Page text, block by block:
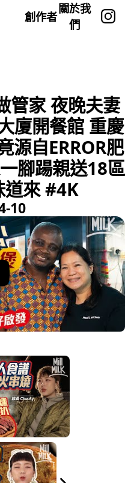
創作者
關於我
們
管家 夜晚夫妻
廈開餐館 重慶
源自ERROR肥
腳踼親送18區
道來 #4K
10